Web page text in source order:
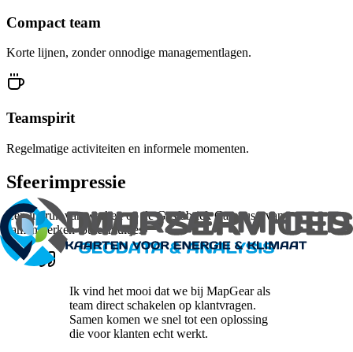
Compact team
Korte lijnen, zonder onnodige managementlagen.
Teamspirit
Regelmatige activiteiten en informele momenten.
Sfeerimpressie
Een indruk van werken op de Gasfabriek Campus - van
samenwerken tot teamuitjes.
Ik vind het mooi dat we bij MapGear als
team direct schakelen op klantvragen.
Samen komen we snel tot een oplossing
die voor klanten echt werkt.